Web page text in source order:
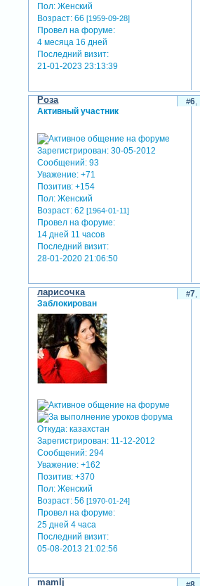
Пол: Женский
Возраст: 66[1959-09-28]
Провел на форуме:
4 месяца 16 дней
Последний визит:
21-01-2023 23:13:39
6
Роза
Активный участник
Зарегистрирован: 30-05-2012
Сообщений: 93
Уважение: +71
Позитив: +154
Пол: Женский
Возраст: 62[1964-01-11]
Провел на форуме:
14 дней 11 часов
Последний визит:
28-01-2020 21:06:50
7
ларисочка
Заблокирован
Откуда: казахстан
Зарегистрирован: 11-12-2012
Сообщений: 294
Уважение: +162
Позитив: +370
Пол: Женский
Возраст: 56[1970-01-24]
Провел на форуме:
25 дней 4 часа
Последний визит:
05-08-2013 21:02:56
mamlj